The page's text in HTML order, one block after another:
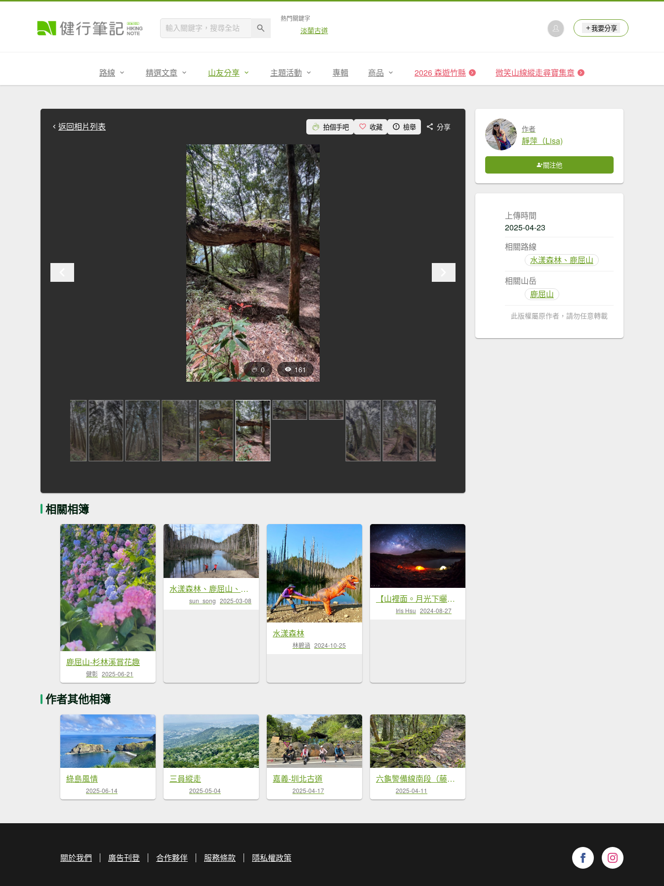
熱門關鍵字
淡蘭古道 我要分享
路線 精選文章 山友分享 主題活動 專輯 商品 2026 森遊竹縣 微笑山線縱走尋寶集章
返回相片列表 拍個手吧 收藏 檢舉 分享
0 161
相關相簿
鹿屈山-杉林溪賞花趣
健彰 2025-06-21
水漾森林、鹿屈山、眠月神木
sun_song 2025-03-08
水漾森林
林碧涵 2024-10-25
【山裡面。月光下曬帳篷】夜曝系列
Iris Hsu 2024-08-27
作者其他相簿
綠島風情
2025-06-14
三員縱走
2025-05-04
嘉義-圳北古道
2025-04-17
六龜警備線南段（藤枝-茂林）2天1夜
2025-04-11
作者
靜萍（Lisa)
關注他
上傳時間
2025-04-23
相關路線
水漾森林、鹿屈山
相關山岳
鹿屈山
此版權屬原作者，請勿任意轉載
關於我們 廣告刊登 合作夥伴 服務條款 隱私權政策